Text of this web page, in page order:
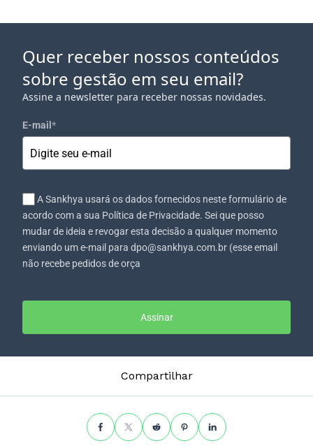
Quer receber nossos conteúdos
sobre gestão em seu email?
Assine a newsletter para receber nossas novidades.
E-mail *
A Sankhya usará os dados fornecidos neste formulário de
acordo com a sua Política de Privacidade. Sei que posso
mudar de ideia e revogar esta decisão a qualquer momento
enviando um e-mail para dpo@sankhya.com.br (esse email
não recebe pedidos de orça
Assinar
Compartilhar